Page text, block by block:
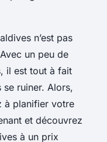
n’est pas
un peu de
il est tout à fait
se ruiner. Alors,
à planifier votre
et découvrez
à un prix